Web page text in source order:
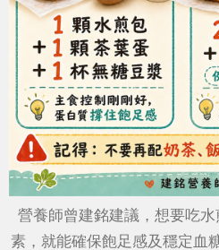
營養師曾建銘建議，想要吃
素，就能確保飽足感及穩定血